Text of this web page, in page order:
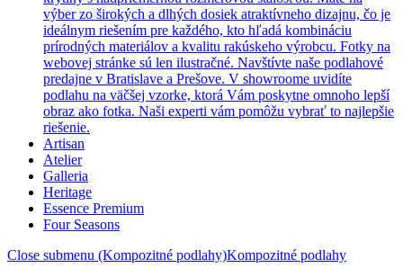
výber zo širokých a dlhých dosiek atraktívneho dizajnu, čo je
ideálnym riešením pre každého, kto hľadá kombináciu
prírodných materiálov a kvalitu rakúskeho výrobcu. Fotky na
webovej stránke sú len ilustračné. Navštívte naše podlahové
predajne v Bratislave a Prešove. V showroome uvidíte
podlahu na väčšej vzorke, ktorá Vám poskytne omnoho lepší
obraz ako fotka. Naši experti vám pomôžu vybrať to najlepšie
riešenie.
Artisan
Atelier
Galleria
Heritage
Essence Premium
Four Seasons
Close submenu (Kompozitné podlahy)Kompozitné podlahy